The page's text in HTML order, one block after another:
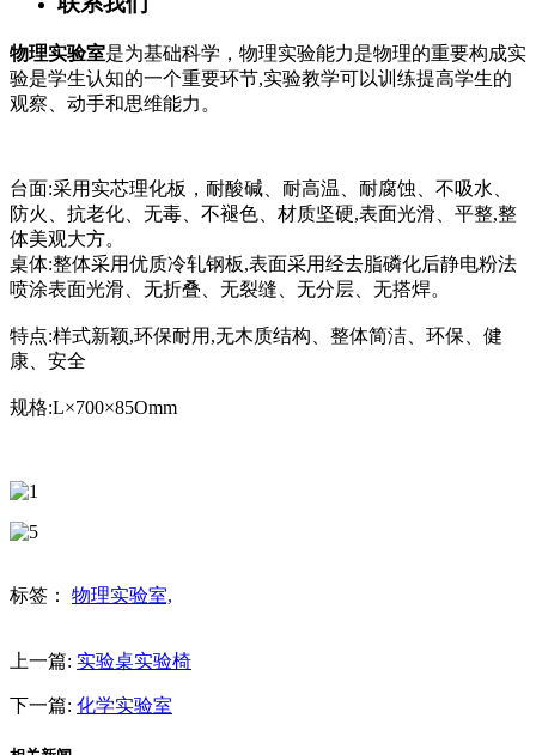
物理实验室是为基础科学，物理实验能力是物理的重要构成实
验是学生认知的一个重要环节,实验教学可以训练提高学生的
观察、动手和思维能力。
台面:采用实芯理化板，耐酸碱、耐高温、耐腐蚀、不吸水、
防火、抗老化、无毒、不褪色、材质坚硬,表面光滑、平整,整
体美观大方。
桌体:整体采用优质冷轧钢板,表面采用经去脂磷化后静电粉法
喷涂表面光滑、无折叠、无裂缝、无分层、无搭焊。
特点:样式新颖,环保耐用,无木质结构、整体简洁、环保、健
康、安全
规格:L×700×85Omm
标签： 物理实验室,
上一篇: 实验桌实验椅
下一篇: 化学实验室